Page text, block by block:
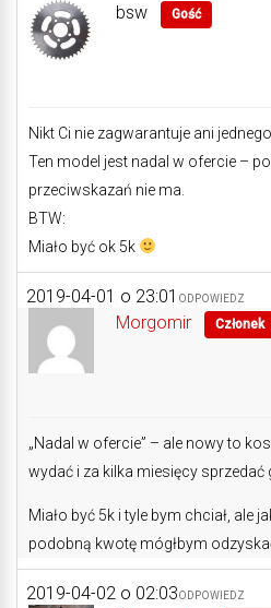
bsw Gość
Nikt Ci nie zagwarantuje ani
Ten model jest nadal w ofercie –
przeciwskazań nie ma.
BTW:
Miało być ok 5k
2019-04-01 o 23:01 ODPOWIEDZ
Morgomir Członek
„Nadal w ofercie” – ale nowy to
wydać i za kilka miesięcy sprzedać
Miało być 5k i tyle bym chciał, ale
podobną kwotę mógłbym
2019-04-02 o 02:03ODPOWIEDZ